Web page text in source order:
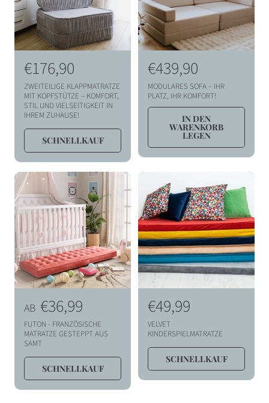
I
O
N
:
N
o
r
m
a
l
p
r
e
i
s
€176,90
ZWEITEILIGE KLAPPMATRATZE
MIT KOPFSTÜTZE – KOMFORT,
STIL UND VIELSEITIGKEIT IN
IHREM ZUHAUSE!
SCHNELLKAUF
N
o
r
l
r
e
i
s
€439,90
MODULARES SOFA – IHR
PLATZ, IHR KOMFORT!
IN DEN
WARENKORB
LEGEN
N
o
r
m
a
l
AB €36,99
FUTON - FRANZÖSISCHE
MATRATZE GESTEPPT AUS
SAMT
SCHNELLKAUF
N
o
r
m
a
€49,99
VELVET
KINDERSPIELMATRATZE
SCHNELLKAUF